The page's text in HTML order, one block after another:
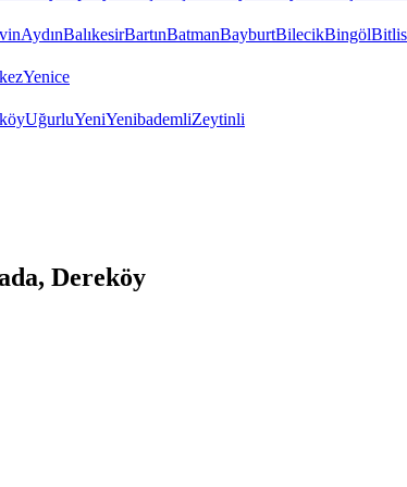
AydınBalıkesirBartınBatmanBayburtBilecikBingölBitlis
Yenice
UğurluYeniYenibademliZeytinli
Dereköy